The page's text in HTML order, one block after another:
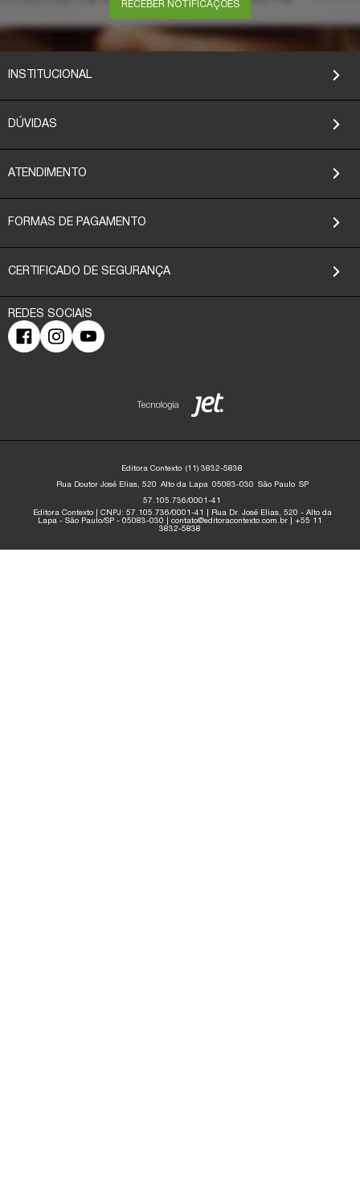
RECEBER NOTIFICAÇÕES
INSTITUCIONAL
DÚVIDAS
ATENDIMENTO
FORMAS DE PAGAMENTO
CERTIFICADO DE SEGURANÇA
Editora Contexto (11) 3832-5838
Rua Doutor José Elias, 520 Alto da Lapa 05083-030 São Paulo SP
57.105.736/0001-41
Editora Contexto | CNPJ: 57.105.736/0001-41 | Rua Dr. José Elias, 520 - Alto da
Lapa - São Paulo/SP - 05083-030 | contato@editoracontexto.com.br | +55 11
3832-5838